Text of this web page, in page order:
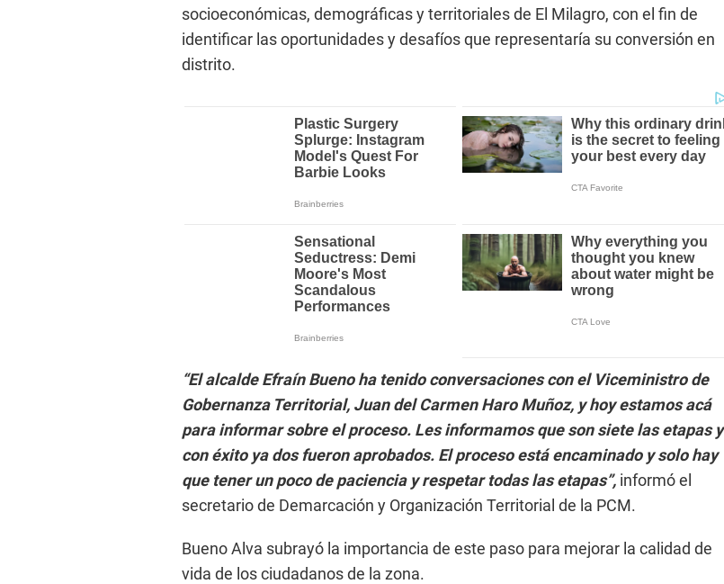
socioeconómicas, demográficas y territoriales de El Milagro, con el fin de
identificar las oportunidades y desafíos que representaría su conversión en
distrito.
“El alcalde Efraín Bueno ha tenido conversaciones con el Viceministro de
Gobernanza Territorial, Juan del Carmen Haro Muñoz, y hoy estamos acá
para informar sobre el proceso. Les informamos que son siete las etapas y
con éxito ya dos fueron aprobados. El proceso está encaminado y solo hay
que tener un poco de paciencia y respetar todas las etapas”, informó el
secretario de Demarcación y Organización Territorial de la PCM.
Bueno Alva subrayó la importancia de este paso para mejorar la calidad de
vida de los ciudadanos de la zona.